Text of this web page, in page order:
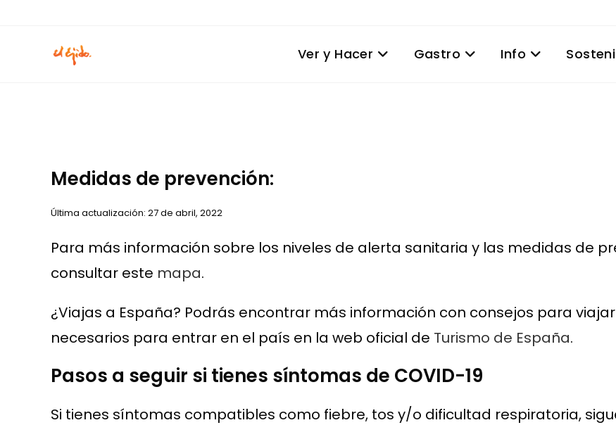
Ver y Hacer Gastro Info
Medidas de prevención:
Última actualización: 27 de abril, 2022
Para más información sobre los niveles de alerta sanitaria y las medidas de
consultar este mapa.
¿Viajas a España? Podrás encontrar más información con consejos para
necesarios para entrar en el país en la web oficial de Turismo de España.
Pasos a seguir si tienes síntomas de COVID-19
Si tienes síntomas compatibles como fiebre, tos y/o dificultad respiratoria,